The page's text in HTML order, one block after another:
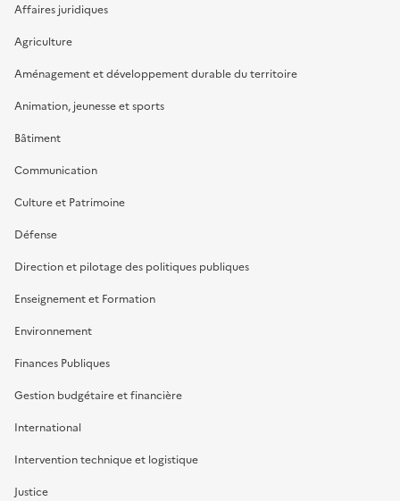
Affaires juridiques
Agriculture
Aménagement et développement durable du territoire
Animation, jeunesse et sports
Bâtiment
Communication
Culture et Patrimoine
Défense
Direction et pilotage des politiques publiques
Enseignement et Formation
Environnement
Finances Publiques
Gestion budgétaire et financière
International
Intervention technique et logistique
Justice